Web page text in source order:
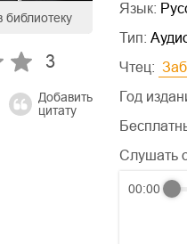
библиотеку
3
Добавить
цитату
Язык:
Тип:
Чтец:
Год
Слушать
00:00